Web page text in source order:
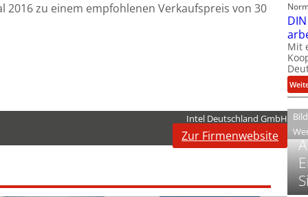
2016 zu einem empfohlenen Verkaufspreis von 30
Intel Deutschland GmbH
Zur Firmenwebsite
Mit